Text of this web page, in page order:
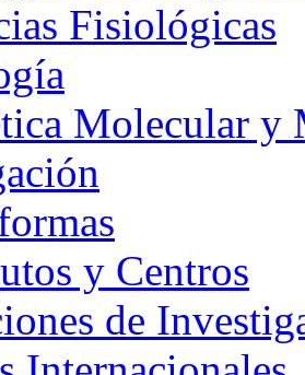
Fisiológicas
Molecular
y Centros
de